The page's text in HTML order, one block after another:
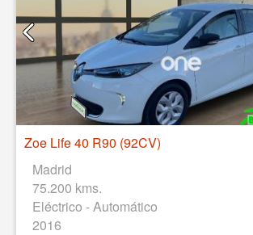
Zoe Life 40 R90 (92CV)
Madrid
75.200 kms.
Eléctrico - Automático
2016